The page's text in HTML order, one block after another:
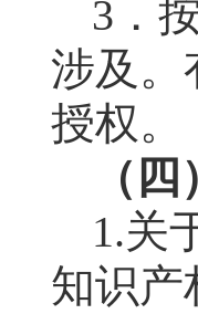
3 ．
涉及。
授权。
（
1.关
知识产